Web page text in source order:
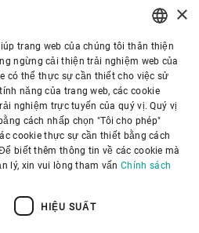
ENGLISH
SPANISH
GERMAN
FRENCH
PORTUGUESE
×
trang web của chúng tôi thân thiện
ngừng cải thiện trải nghiệm web của
có thể thực sự cần thiết cho việc sử
năng của trang web, các cookie
nghiệm trực tuyến của quý vị. Quý vị
cách nhấp chọn "Tôi cho phép"
cookie thực sự cần thiết bằng cách
biết thêm thông tin về các cookie mà
lý, xin vui lòng tham vấnChính sách
HIỆU SUẤT